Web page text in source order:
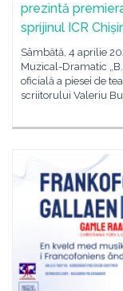
prezintă
sprijinul ICR
Sâmbătă, 4 aprilie
Muzical-Dramatic
oficială a piesei de
scriitorului Valeriu